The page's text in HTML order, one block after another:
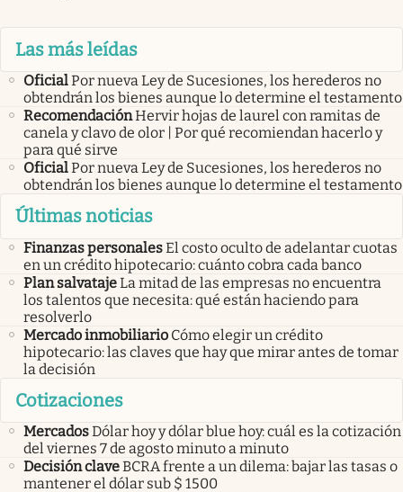
Las más leídas
OficialPor nueva Ley de Sucesiones, los herederos no
obtendrán los bienes aunque lo determine el testamento
RecomendaciónHervir hojas de laurel con ramitas de
canela y clavo de olor | Por qué recomiendan hacerlo y
para qué sirve
OficialPor nueva Ley de Sucesiones, los herederos no
obtendrán los bienes aunque lo determine el testamento
Últimas noticias
Finanzas personalesEl costo oculto de adelantar cuotas
en un crédito hipotecario: cuánto cobra cada banco
Plan salvatajeLa mitad de las empresas no encuentra
los talentos que necesita: qué están haciendo para
resolverlo
Mercado inmobiliario Cómo elegir un crédito
hipotecario: las claves que hay que mirar antes de tomar
la decisión
Cotizaciones
MercadosDólar hoy y dólar blue hoy: cuál es la cotización
del viernes 7 de agosto minuto a minuto
Decisión claveBCRA frente a un dilema: bajar las tasas o
mantener el dólar sub $ 1500